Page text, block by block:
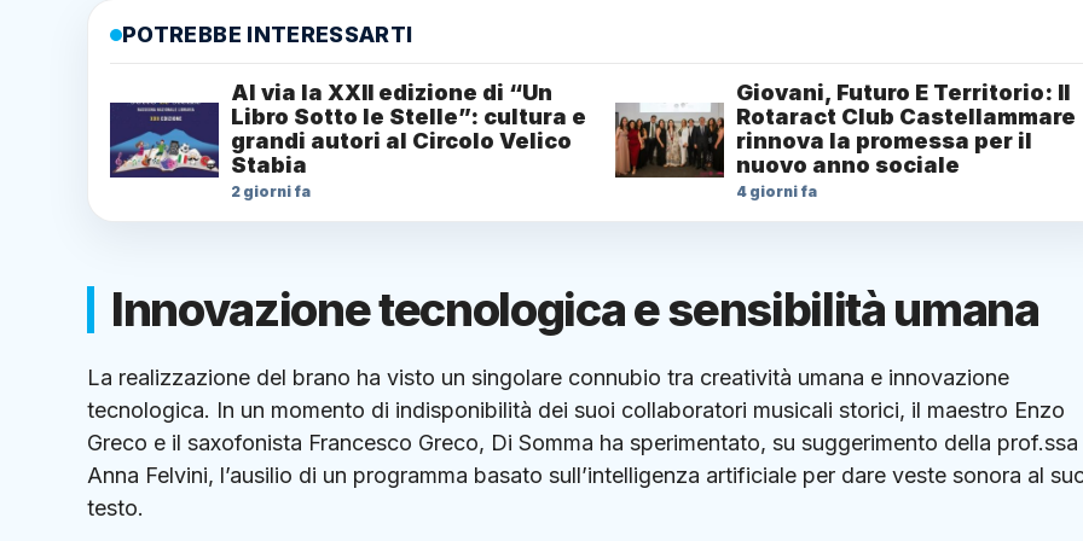
POTREBBE INTERESSARTI
Al via la XXII edizione di “Un
Libro Sotto le Stelle”: cultura e
grandi autori al Circolo Velico
Stabia
2 giorni fa
Giovani, Futuro E Territorio: Il
Rotaract Club Castellammare
rinnova la promessa per il
nuovo anno sociale
4 giorni fa
Innovazione tecnologica e sensibilità umana
La realizzazione del brano ha visto un singolare connubio tra creatività umana e innovazione
tecnologica. In un momento di indisponibilità dei suoi collaboratori musicali storici, il maestro Enzo
Greco e il saxofonista Francesco Greco, Di Somma ha sperimentato, su suggerimento della prof.ssa
Anna Felvini, l’ausilio di un programma basato sull’intelligenza artificiale per dare veste sonora al
testo.